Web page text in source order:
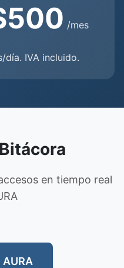
/mes
día. IVA incluido.
en tiempo real